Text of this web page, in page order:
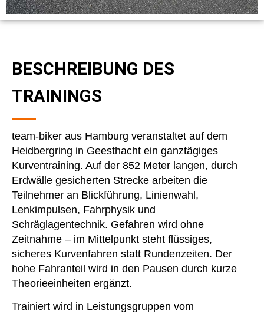
BESCHREIBUNG DES
TRAININGS
team-biker aus Hamburg veranstaltet auf dem
Heidbergring in Geesthacht ein ganztägiges
Kurventraining. Auf der 852 Meter langen, durch
Erdwälle gesicherten Strecke arbeiten die
Teilnehmer an Blickführung, Linienwahl,
Lenkimpulsen, Fahrphysik und
Schräglagentechnik. Gefahren wird ohne
Zeitnahme – im Mittelpunkt steht flüssiges,
sicheres Kurvenfahren statt Rundenzeiten. Der
hohe Fahranteil wird in den Pausen durch kurze
Theorieeinheiten ergänzt.
Trainiert wird in Leistungsgruppen vom